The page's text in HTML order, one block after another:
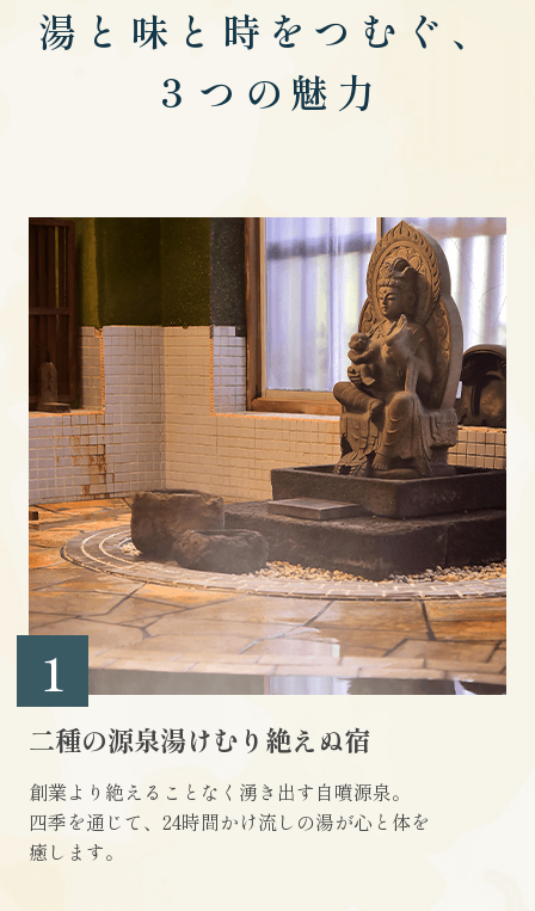
湯と味と時をつむぐ、
３つの魅力
1
二種の源泉湯けむり絶えぬ宿
創業より絶えることなく湧き出す自噴源泉。
四季を通じて、24時間かけ流しの湯が心と体を
癒します。